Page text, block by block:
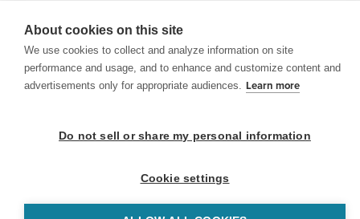
About cookies on this site
We use cookies to collect and analyze information on site
performance and usage, and to enhance and customize content and
advertisements only for appropriate audiences. Learn more
Do not sell or share my personal information
Cookie settings